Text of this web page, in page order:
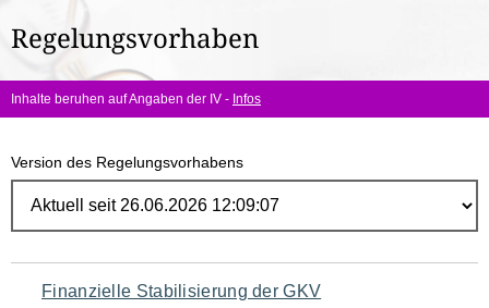
hier:
Regelungsvorhaben
Inhalte beruhen auf Angaben der IV - Infos
Version des Regelungsvorhabens
Navigation
Finanzielle Stabilisierung der GKV